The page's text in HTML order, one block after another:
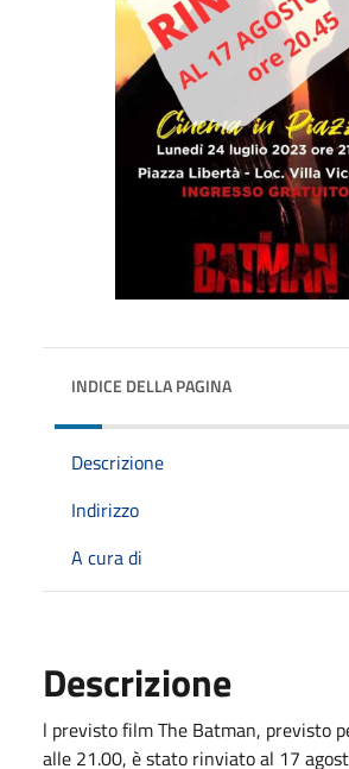
INDICE DELLA PAGINA
Descrizione
Indirizzo
A cura di
Descrizione
l previsto film The Batman, previsto
alle 21.00, è stato rinviato al 17